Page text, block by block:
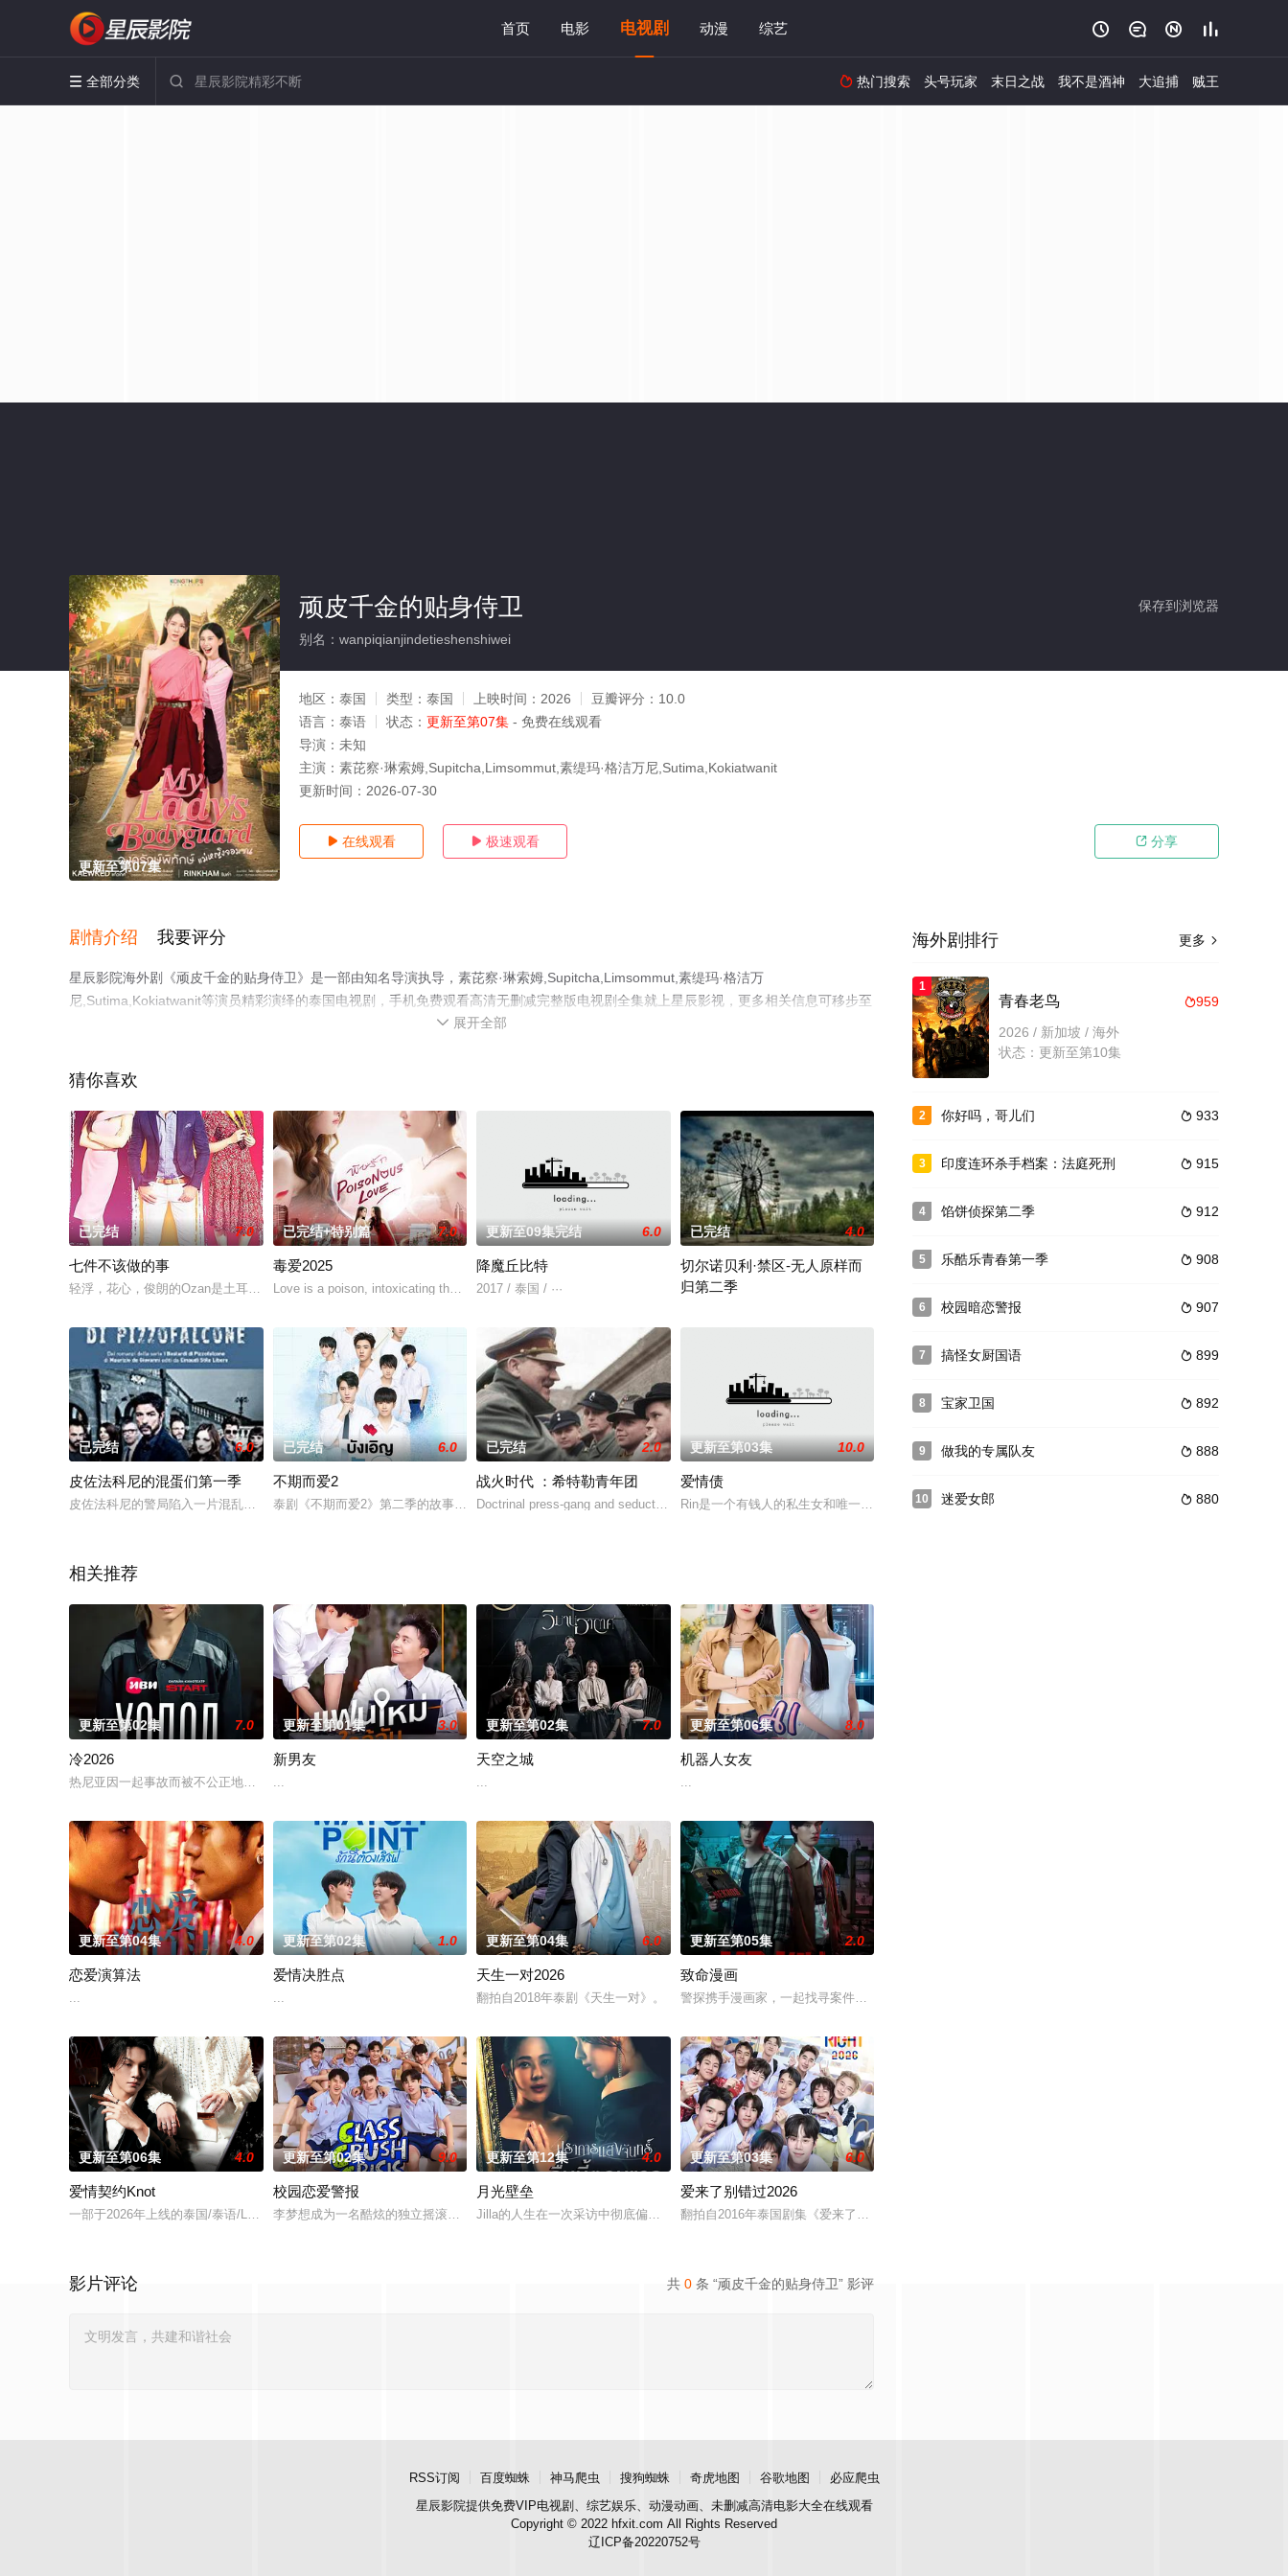
首页 电影 电视剧 动漫 综艺    
 全部分类   热门搜索 头号玩家 末日之战 我不是酒神 大追捕 贼王
更新至第07集
保存到浏览器
顽皮千金的贴身侍卫
别名：wanpiqianjindetieshenshiwei
地区： 泰国 类型： 泰国 上映时间： 2026 豆瓣评分： 10.0
语言： 泰语 状态： 更新至第07集 - 免费在线观看
导演： 未知
主演： 素芘察·琳索姆,Supitcha,Limsommut,素缇玛·格洁万尼,Sutima,Kokiatwanit
更新时间： 2026-07-30
 在线观看  极速观看  分享
剧情介绍 我要评分
星辰影院海外剧《顽皮千金的贴身侍卫》是一部由知名导演执导，素芘察·琳索姆,Supitcha,Limsommut,素缇玛·格洁万
尼,Sutima,Kokiatwanit等演员精彩演绎的泰国电视剧，手机免费观看高清无删减完整版电视剧全集就上星辰影视，更多相关信息可移步至
 展开全部
猜你喜欢
已完结 7.0
七件不该做的事
轻浮，花心，俊朗的Ozan是土耳其Ekinsoy控股公司最大控股公司的继承人。在一次贸易往来的过程中，因为犯错被
已完结+特别篇 7.0
毒爱2025
Love is a poison, intoxicating the hearts. Yet, in the e
更新至09集完结 6.0
降魔丘比特
2017 / 泰国 / ···
已完结 4.0
切尔诺贝利·禁区-无人原样而
归第二季
五个年轻人。一辆老伏尔加牌汽车。父母的八百万卢布。恶劣而疯狂的小偷。切尔诺贝利核电站和鬼城普里皮
已完结 6.0
皮佐法科尼的混蛋们第一季
皮佐法科尼的警局陷入一片混乱，四名涉嫌贩毒的特工被撤职，警局必须在年底度过难关，但偏偏有人挑战局势，卷入一起谋杀
已完结 6.0
不期而爱2
泰剧《不期而爱2》第二季的故事中，将以洪天逸Mean与林乐杰Plan饰演的TinCan故事为主线，而这一对温暖C
已完结 2.0
战火时代 ：希特勒青年团
Doctrinal press-gang and seduction tool, political instr
更新至第03集 10.0
爱情债
Rin是一个有钱人的私生女和唯一继承人。 Akanee是Rin的父亲和其合法妻子的养子。 一天，Rin的父亲将她
相关推荐
更新至第02集 7.0
冷2026
热尼亚因一起事故而被不公正地监禁，她的丈夫和6岁的女儿在事故中死亡。这起事故的真正罪魁祸首是富家子弟，他们强大的
更新至第01集 3.0
新男友
更新至第02集 7.0
天空之城
更新至第06集 8.0
机器人女友
更新至第04集 4.0
恋爱演算法
...
更新至第02集 1.0
爱情决胜点
...
更新至第04集 6.0
天生一对2026
翻拍自2018年泰剧《天生一对》。
更新至第05集 2.0
致命漫画
警探携手漫画家，一起找寻案件真相，冲破新闻的步步紧逼。
更新至第06集 4.0
爱情契约Knot
一部于2026年上线的泰国/泰语/LGBT/爱情/都市/霸道总裁电视剧，讲述了“结为枷锁，爱为牢笼”的契约恋爱故
更新至第02集 9.0
校园恋爱警报
李梦想成为一名酷炫的独立摇滚音乐家。由于他完全无视学业，他的母亲把他送到了一所新学校，这所学校今年首次招收男生。
更新至第12集 4.0
月光壁垒
Jilla的人生在一次采访中彻底偏离了轨道，她采访的对象是泰国著名房地产集团继承人Khae-arun。表面看来，
更新至第03集 6.0
爱来了别错过2026
翻拍自2016年泰国剧集《爱来了别错过》。
共 0 条 “顽皮千金的贴身侍卫” 影评
影片评论
更多 
海外剧排行
1
959
青春老鸟
2026 / 新加坡 / 海外
状态：更新至第10集
2  933
你好吗，哥儿们
3  915
印度连环杀手档案：法庭死刑
4  912
馅饼侦探第二季
5  908
乐酷乐青春第一季
6  907
校园暗恋警报
7  899
搞怪女厨国语
8  892
宝家卫国
9  888
做我的专属队友
10  880
迷爱女郎
RSS订阅 百度蜘蛛 神马爬虫 搜狗蜘蛛 奇虎地图 谷歌地图
必应爬虫
星辰影院提供免费VIP电视剧、综艺娱乐、动漫动画、未删减高清电影大全在线观看
Copyright © 2022 hfxit.com All Rights Reserved
辽ICP备20220752号